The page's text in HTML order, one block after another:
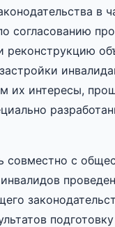
в
согласованию
реконструкцию
их интересы,
совместно с